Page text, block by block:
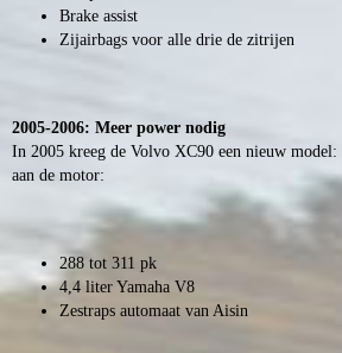
Brake assist
Zijairbags voor alle drie de zitrijen
2005-2006: Meer power nodig
In 2005 kreeg de Volvo XC90 een nieuw
aan de motor:
288 tot 311 pk
4,4 liter Yamaha V8
Zestraps automaat van Aisin